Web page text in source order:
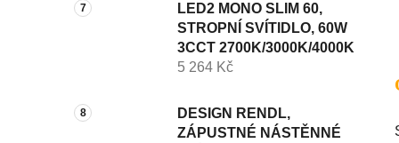
LED2 MONO SLIM 60,
STROPNÍ SVÍTIDLO, 60W
3CCT 2700K/3000K/4000K
5 264 Kč
DESIGN RENDL,
ZÁPUSTNÉ NÁSTĚNNÉ